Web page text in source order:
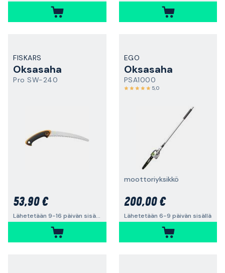
FISKARS
Oksasaha
Pro SW-240
53,90 €
Lähetetään 9-16 päivän sisällä
EGO
Oksasaha
PSA1000
5,0
moottoriyksikkö
200,00 €
Lähetetään 6-9 päivän sisällä